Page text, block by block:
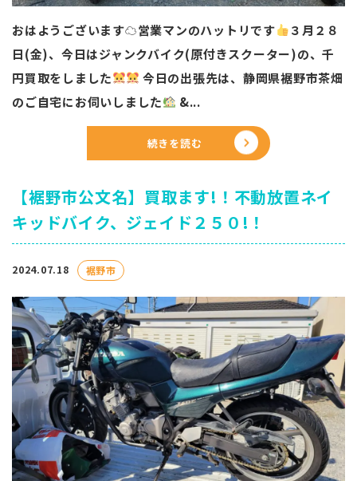
おはようございます☁営業マンのハットリです ️ ３月２８
日(金)、今日はジャンクバイク(原付きスクーター)の、千
円買取をしました
今日の出張先は、静岡県裾野市茶畑
のご自宅にお伺いしました
&...
続きを読む
【裾野市公文名】買取ます!！不動放置ネイ
キッドバイク、ジェイド２５０!！
2024.07.18 裾野市